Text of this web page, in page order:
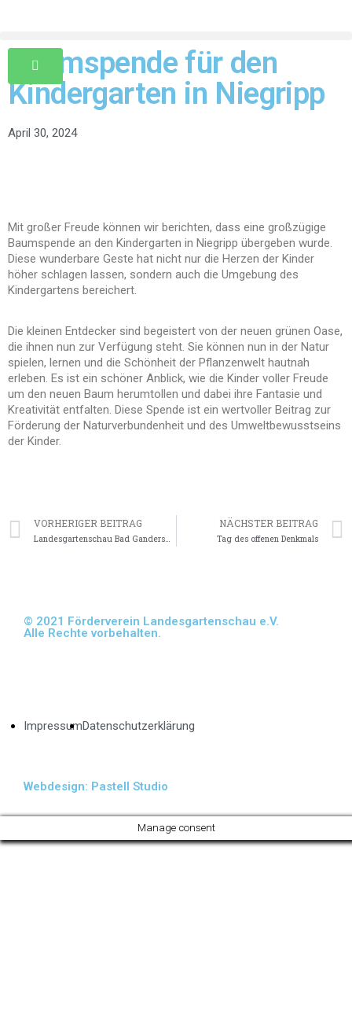
Baumspende für den
Kindergarten in Niegripp
April 30, 2024
Mit großer Freude können wir berichten, dass eine großzügige
Baumspende an den Kindergarten in Niegripp übergeben wurde.
Diese wunderbare Geste hat nicht nur die Herzen der Kinder
höher schlagen lassen, sondern auch die Umgebung des
Kindergartens bereichert.
Die kleinen Entdecker sind begeistert von der neuen grünen Oase,
die ihnen nun zur Verfügung steht. Sie können nun in der Natur
spielen, lernen und die Schönheit der Pflanzenwelt hautnah
erleben. Es ist ein schöner Anblick, wie die Kinder voller Freude
um den neuen Baum herumtollen und dabei ihre Fantasie und
Kreativität entfalten. Diese Spende ist ein wertvoller Beitrag zur
Förderung der Naturverbundenheit und des Umweltbewusstseins
der Kinder.
VORHERIGER BEITRAG
Landesgartenschau Bad Gandersheim wir waren vor Ort.
NÄCHSTER BEITRAG
Tag des offenen Denkmals
© 2021 Förderverein Landesgartenschau e.V.
Alle Rechte vorbehalten.
ImpressumDatenschutzerklärung
Webdesign: Pastell Studio
Manage consent